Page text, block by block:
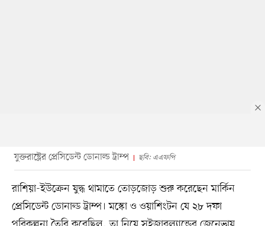
যুক্তরাষ্ট্রের প্রেসিডেন্ট ডোনাল্ড ট্রাম্প ছবি: এএফপি
রাশিয়া-ইউক্রেন যুদ্ধ থামাতে তোড়জোড় শুরু করেছেন মার্কিন
প্রেসিডেন্ট ডোনাল্ড ট্রাম্প। মস্কো ও ওয়াশিংটন যে ২৮ দফা